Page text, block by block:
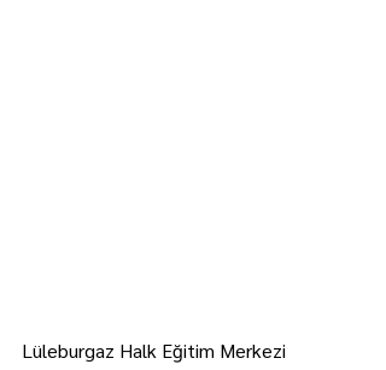
Lüleburgaz Halk Eğitim Merkezi